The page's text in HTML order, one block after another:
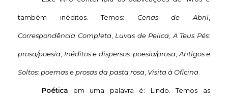
também inéditos. Temos: Cenas de Abril
Correspondência Completa, Luvas de Pelica A Teus Pés:
prosa/poesia Inéditos e dispersos: poesia/prosa Antigos e
Soltos: poemas e prosas da pasta rosa Visita à Oficina
Poética em uma palavra é: Lindo. Temos as